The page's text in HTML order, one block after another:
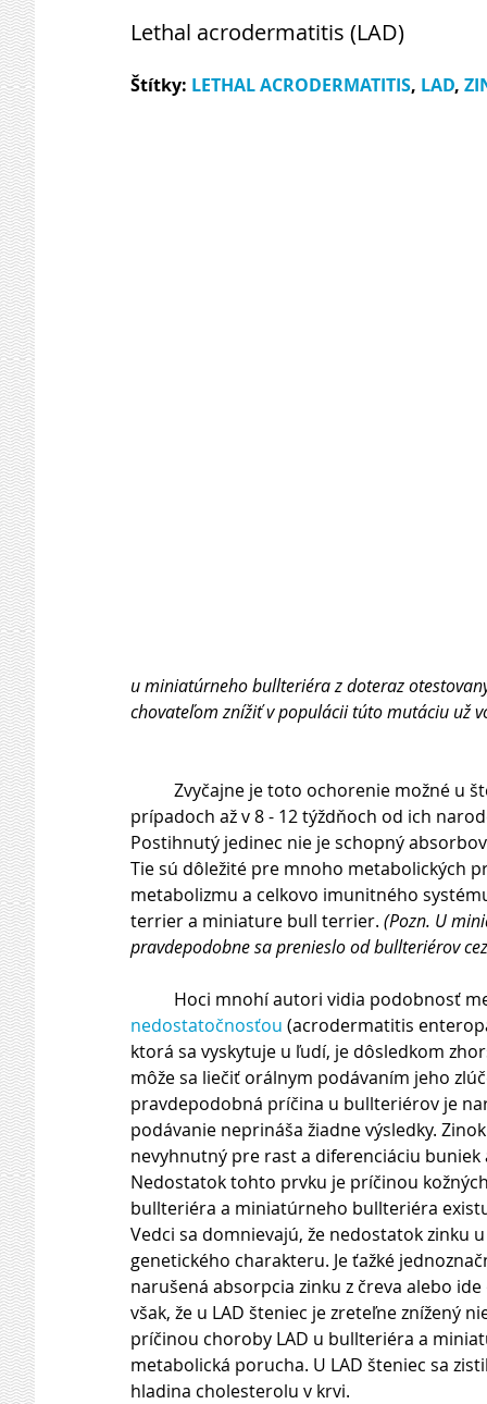
Lethal acrodermatitis (LAD)
Štítky: LETHAL ACRODERMATITIS, LAD,
u miniatúrneho bullteriéra z doteraz
chovateľom znížiť v populácii túto mutáciu už
prípadoch až v 8 - 12 týždňoch od ich
Postihnutý jedinec nie je schopný
Tie sú dôležité pre mnoho metabolických
metabolizmu a celkovo imunitného
terrier a miniature bull terrier. (Pozn. U
pravdepodobne sa prenieslo od bullteriérov
Hoci mnohí autori vidia
nedostatočnosťou (acrodermatitis
ktorá sa vyskytuje u ľudí, je dôsledkom
môže sa liečiť orálnym podávaním jeho
pravdepodobná príčina u bullteriérov je
podávanie neprináša žiadne výsledky.
nevyhnutný pre rast a diferenciáciu
Nedostatok tohto prvku je príčinou
bullteriéra a miniatúrneho bullteriéra
Vedci sa domnievajú, že nedostatok zinku
genetického charakteru. Je ťažké
narušená absorpcia zinku z čreva alebo
však, že u LAD šteniec je zreteľne znížený
príčinou choroby LAD u bullteriéra a
metabolická porucha. U LAD šteniec sa
hladina cholesterolu v krvi.